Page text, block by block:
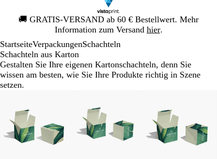
🚚 GRATIS-VERSAND ab 60 € Bestellwert. Mehr
Information zum Versand hier.
Galeriebild
1
StartseiteVerpackungenSchachteln
Schachteln aus Karton
Gestalten Sie Ihre eigenen Kartonschachteln, denn Sie
wissen am besten, wie Sie Ihre Produkte richtig in Szene
setzen.
von